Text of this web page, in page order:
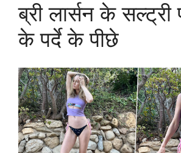
ब्री लार्सन के
के पर्दे के पीछे